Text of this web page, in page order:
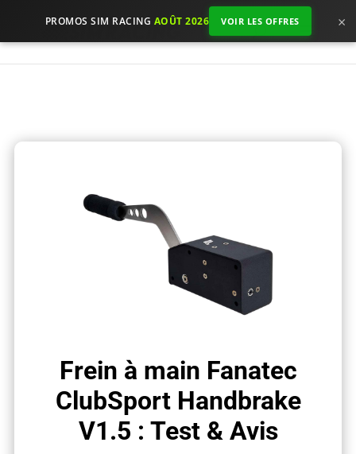
PROMOS SIM RACING AOÛT 2026 VOIR LES OFFRES ×
Frein à main Fanatec
ClubSport Handbrake
V1.5 : Test & Avis